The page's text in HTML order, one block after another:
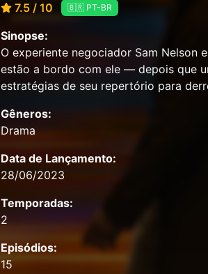
7.5 / 10 🇧🇷 PT-BR
Sinopse:
O experiente negociador Sam
estão a bordo com ele — depois que
estratégias de seu repertório para
Gêneros:
Drama
Data de Lançamento:
28/06/2023
Temporadas:
2
Episódios:
15